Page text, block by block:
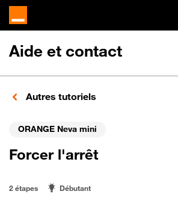
Aide et contact
Autres tutoriels
ORANGE Neva mini
Forcer l'arrêt
2 étapes Débutant